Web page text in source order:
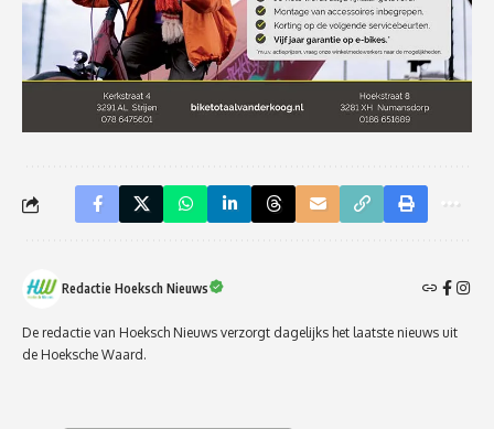
Redactie Hoeksch Nieuws
De redactie van Hoeksch Nieuws verzorgt dagelijks het laatste nieuws uit
de Hoeksche Waard.